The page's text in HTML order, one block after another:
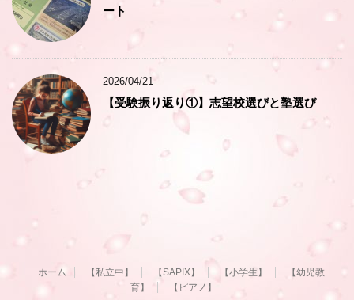
ート
2026/04/21
【受験振り返り①】志望校選びと塾選び
ホーム 【私立中】 【SAPIX】 【小学生】
【幼児教
育】
【ピアノ】